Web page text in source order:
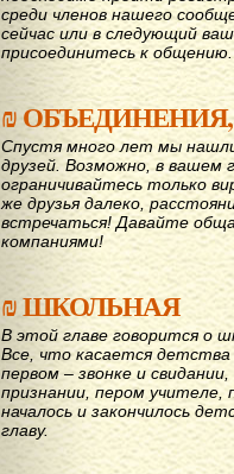
среди членов нашего
сейчас или в следующий
присоединитесь к общению.
₪
Спустя много лет мы
друзей. Возможно, в вашем
ограничивайтесь только
же друзья далеко,
вcтречаться! Давайте
компаниями!
₪ШКОЛЬНАЯ
В этой главе говорится о
Все, что касается
первом – звонке и
признании, пером учителе,
началось и закончилось
главу.